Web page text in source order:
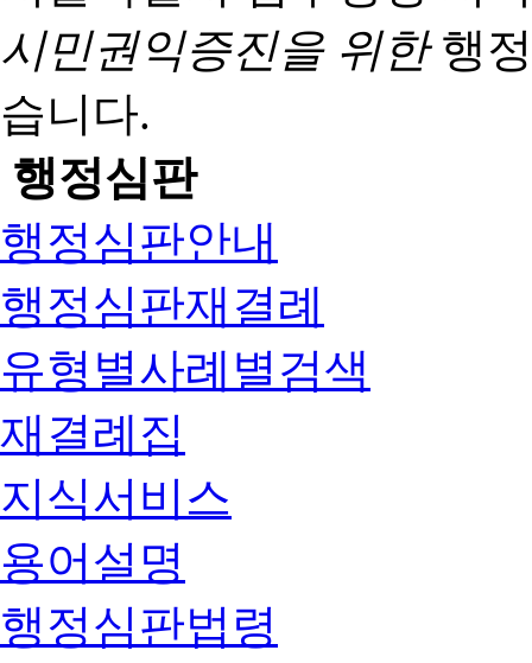
시민권익증진을 위한행
습니다.
행정심판
행정심판안내
행정심판재결례
유형별사례별검색
재결례집
지식서비스
용어설명
행정심판법령